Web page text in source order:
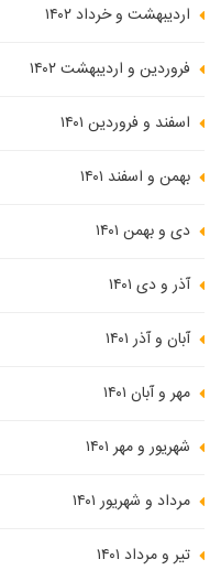
اردیبهشت و خرداد ۱۴۰۲
فروردین و اردیبهشت ۱۴۰۲
اسفند و فروردین ۱۴۰۱
بهمن و اسفند ۱۴۰۱
دی و بهمن ۱۴۰۱
آذر و دی ۱۴۰۱
آبان و آذر ۱۴۰۱
مهر و آبان ۱۴۰۱
شهریور و مهر ۱۴۰۱
مرداد و شهریور ۱۴۰۱
تیر و مرداد ۱۴۰۱